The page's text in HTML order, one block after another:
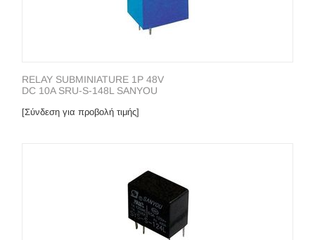
RELAY SUBMINIATURE 1P 48V
DC 10A SRU-S-148L SANYOU
[Σύνδεση για προβολή τιμής]